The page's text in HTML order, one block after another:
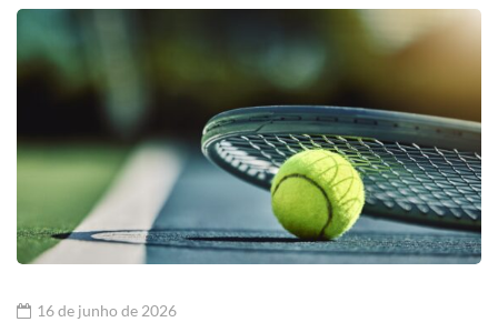
16 de junho de 2026